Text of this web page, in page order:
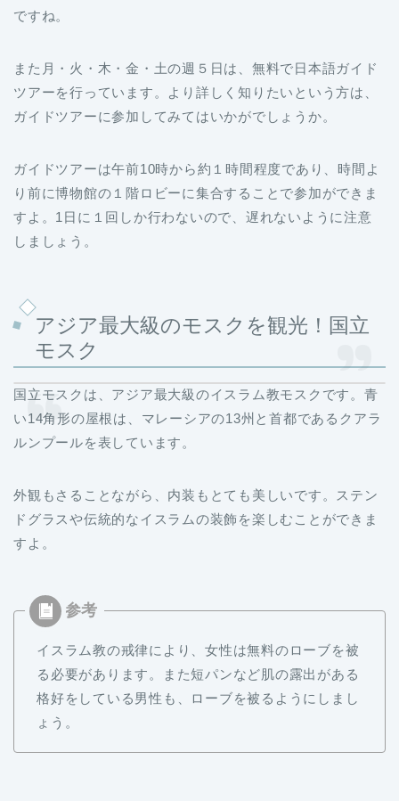
ですね。
また月・火・木・金・土の週５日は、無料で日本語ガイド
ツアーを行っています。より詳しく知りたいという方は、
ガイドツアーに参加してみてはいかがでしょうか。
ガイドツアーは午前10時から約１時間程度であり、時間よ
り前に博物館の１階ロビーに集合することで参加ができま
すよ。1日に１回しか行わないので、遅れないように注意
しましょう。
アジア最大級のモスクを観光！国立
モスク
国立モスクは、アジア最大級のイスラム教モスクです。青
い14角形の屋根は、マレーシアの13州と首都であるクアラ
ルンプールを表しています。
外観もさることながら、内装もとても美しいです。ステン
ドグラスや伝統的なイスラムの装飾を楽しむことができま
すよ。
イスラム教の戒律により、女性は無料のローブを被
る必要があります。また短パンなど肌の露出がある
格好をしている男性も、ローブを被るようにしまし
ょう。